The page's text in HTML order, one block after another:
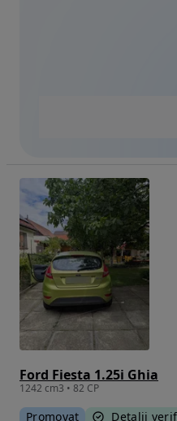
Ford Fiesta 1.25i Ghia
1242 cm3 • 82 CP
Promovat Detalii